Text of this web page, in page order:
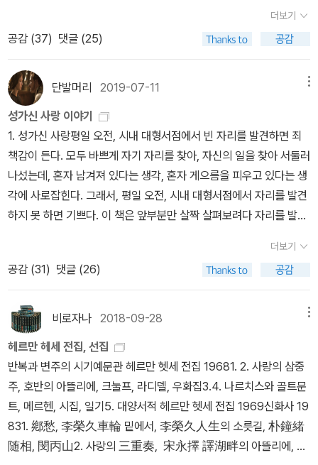
뤄왔다. 그렇게 하여 이뤄낸 성취는 한강 문학의 고유한 개별성이기
도 하지만 세계문학의 맥락에서 보면 면면한 계보를 잇는 것이기도
하다. 상처(트라우마)가 문학 창작의 주요 동기가 될 수밖에 없다는
사실을 고려하면 이상한 일도 아니다. 이는 역대 노벨 문학상 수상 작
가들의 사례에서도 바로 확인할 수 있다. 20세기의 역사를 ‘폭력의
세기’로 부를 만큼 20세기의 경험은 전쟁과 폭력, 학살 등으로 얼룩
져 있다. 비약적인 경제 성장과 번영의 이면이다. 20세기 문학은 자
연스레 그러한 경험의 실상을 묘사하고 의미를 반추하는 책무를 갖는
다. 2차 세계대전을 분기점으로 할 때, 전후 첫 번째 노벨상 수상 작가
례다. 1930년대 초반부터 집필하기 시작하여 10여년의 노고 끝에 완
성한 대작 소설에서 헤세는 고도의 정신주의를 견지하면서 미래의 유
실로 헤세는 소설에서 ‘잡문시대’라고 부르며 격하한다. 헤세식 정신
주의가 도드라지는 작품이지만 한편으로 동시대 역사는 추상적으로
만 다뤄진다. 헤세(국적을 스위스로 바꾸지만)와 함께 독일문학의 쌍
벽을 이루던 작가 토마스 만(1929년 노벨상 수상)도 후기 대작 <파
우스트 박사>(1947)를 통해 20세기 초반부터 나치의 집권으로 이
어지는 독일 현대사를 소설적 숙고의 대상으로 삼았다. <파우스트 박
사>는 <유리알 유희>와 마찬가지로 예술가 소설로 분류할 수 있는
데, 주인공인 음악가 아드리안 레버퀸의 전기 형식을 취하고 있다는
반스 <내 말좀 들어봐>의 후속작이라고 하는데, 이 작품은 곧 만날거
같은 느낌이 든다. 줄리언 반스 책은 확실히 잘 읽히고 재미있지만 막
개의 이야기 : 디노 부차티 <타타르인의 사막> 한권 읽었을 뿐이지만
디노 부차티의 팬이 되었다. 그래서 이 책도 한번 도전해보고 싶어서
구매했지만...두께의 압박이 좀 있어서 손이 안간다.6. 착한 여자의 사
랑 : 앨리스 먼로 아직 앨리스 먼로의 작품을 만나보지 못했는데 북플
에서 이 책을 많이 추천하길래 구매했다.7. 유리알 유희 1 : 헤르만 헤
세 이제 <유리알 유희>만 읽으면 (민음사에서 출판한) 헤르만 헤세
작품은 다 읽게 된다. 헤세 작품은 단 한번도 기대를 저버린 적이 없었
다. 이 책은 내년 1월에 반드시 읽어야 겠다.8. 잃어버린 시간을 찾아
데, 너무 좋다. 12권은 얼마나 더 좋을까? ㅋ 이 책도 내년 1월에 반드
시 읽어야 겠다. 9. 새로운 인생 : 요르한 파묵 이미 읽고 100자평을
남겼는데, 기대한 것보다는 안좋아서 다소 아쉬웠다. 나의 독서능력
부족을 다시 한번 느꼈다.10. 흐르는 강물처럼 : 노먼 맥클린 이 책도
이미 읽고 100자평을 남겼는데, 역시 기대한 것보다는 안좋아서 다
소 아쉬웠다. 낚시에 문외한이어서 더 그랬던 것 같다.11. 지상의 양식
: 앙드레 지드 이 책도 이미 읽고 100자평을 남겼는데, 이 책은 이해
하긴 힘들었지만 뭔가 대단한것을 담고 있다는 느낌을 받았다. 책에
서 아우라가 느껴진다고 할까? 내년에 꼭 재독해보고 싶은 책.12. 잃
어버린 시간을 찾아서 13 : 마르셀 프루스트 원래 12권하고 같이 구매
했었어야 하나 잃시찾 책갈피 하나를 더 받기 위해서 시차를 두고 따
이상하게 체력적으로 너무 힘들었다. 그래서 독후감도 길게 쓰지 못
했다. 헤세가 10여 년에 걸쳐 완성한, 그의 사상을 집대성 한 작품으
로 전설적인 유리알 유희 명인 요제프 크네히트의 일대기를 다루고
있다. 처음 50페이지의 서문이 쥐약인데 이 부분만 넘기면 그래도 읽
을 만 하지만 그래도 재밌지는 않다. 1946년 그에게 노벨문학상을
안겨 준 작품이다. 교육계에 종사하시는 분들은 이 책을 꼭 읽어보시
면 좋겠다. ▶읽으면서 신 났던 책 드디어 나도 <백년의 고독>을 읽
는구나! 읽으면서 너무나 즐거웠던 책이다.읽기 어렵다는 말을 많이
들어 걱정했는데, 웬걸, 이렇게 재밌을 줄이야!봇물처럼 쏟아지는 이
야기, 긴 호흡의 문체, 헷갈리는 이름 등 부담스러운 부분도 있지만 조
금 더 집중하고 정신만 차린다면 이 보다 더 재미있는 이야기는 없다.
특히 1권 200쪽의 장남 호세 아르까디오가 죽고 그가 흘리는 피가 온
마을을 돌아 엄마인 우르술라가 있는 부엌까지 흘러오는 장면은 이
지 그림은 내가 좋아하는 캐릭터 중 한명인 이그네이셔스 J. 라일리이
다. 다른 곳에서 프로필 사진으로도 사용 중이다.이 못된 놈이 쏟아내
는 독설에 얼마나 웃었는지 모른다. 작가는 이 소설로 1981년 퓰리처
상을 수상했는데, 특이한 점은 이 소설이 작가 사후 11년 만에 출간,
이듬해에 퓰리처상을 받았다는 것이다. 이 소설이 웃기면서도 슬픈
이유는 32살의 짧은 생을 마감한 작가의 우울과 슬픔이 이그네이셔
스를 통해 보여지기 때문. 나는 이 책을 주변의 책 읽는 사람들 몇몇에
게 추천했는데 아...다들 반응이 별로이다. ㅠㅠ그 중에는 이그네이셔
더보기
공감 (37) 댓글 (25)
단발머리 2019-07-11
성가신 사랑 이야기
1. 성가신 사랑평일 오전, 시내 대형서점에서 빈 자리를 발견하면 죄
책감이 든다. 모두 바쁘게 자기 자리를 찾아, 자신의 일을 찾아 서둘러
나섰는데, 혼자 남겨져 있다는 생각, 혼자 게으름을 피우고 있다는 생
각에 사로잡힌다. 그래서, 평일 오전, 시내 대형서점에서 자리를 발견
하지 못 하면 기쁘다. 이 책은 앞부분만 살짝 살펴보려다 자리를 발견
언론을 동시에 들끓게 했던 가정 폭력, 정확히는 남편에 의한 아내 폭
행 사건의 가해자가 구속 전 심사에서 ‘다른 남자들도 마찬가지일 것
같은데…’고 말했다던데, 동서고금을 막론하고 그 말이 맞다는 증거가
이 책에도 차고 넘친다. 나는 삼촌이 왜 어머니가 아니라 아버지 편을
드는지 이해할 수 없었다. 삼촌은 어머니의 친오빠가 아니던가. 삼촌
은 어머니가 아버지에게 험하게 두들겨 맞아 얼굴이 퉁퉁 붓는 것을
수없이 보고도 누이를 위해 손 하나 까딱하지 않았다. 삼촌은 지난 5
0년 동안 그 어떠한 상황에서도 아버지와 변치 않는 단단한 유대 관
계를 맺어왔다. (87쪽)남성 연대는 이 둘만이 아니다. 셋, 넷, 다섯,
여섯, 일곱, 여덟. 눈물 겨운 남성 연대. 눈물 겨운 남성 연대의 힘, 폭
력, 권력. 2. 다시 책으로/책읽는뇌/유리알유희 1,2 『책읽는뇌』에
더보기
공감 (31) 댓글 (26)
비로자나 2018-09-28
헤르만 헤세 전집, 선집
반복과 변주의 시기예문관 헤르만 헷세 전집 19681. 2. 사랑의 삼중
주, 호반의 아뜰리에, 크눌프, 라디델, 우화집3.4. 나르치스와 골트문
트, 메르헨, 시집, 일기5. 대양서적 헤르만 헷세 전집 1969신화사 19
831. 鄕愁, 李榮久車輪 밑에서, 李榮久人生의 소릇길, 朴鐘緒
随相, 閔丙山2. 사랑의 三重奏, 宋永擇 譯湖畔의 아뜰리에, 郭